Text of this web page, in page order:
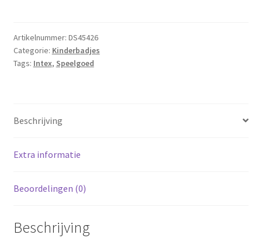
-
147cm
aantal
Artikelnummer: DS45426
Categorie: Kinderbadjes
Tags: Intex, Speelgoed
Beschrijving
Extra informatie
Beoordelingen (0)
Beschrijving